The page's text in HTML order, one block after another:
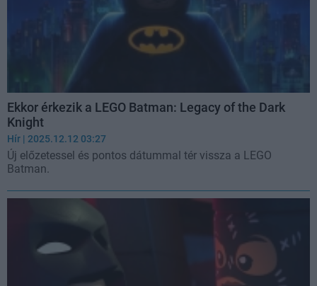
Ekkor érkezik a LEGO Batman: Legacy of the Dark
Knight
Hír | 2025.12.12 03:27
Új előzetessel és pontos dátummal tér vissza a LEGO
Batman.